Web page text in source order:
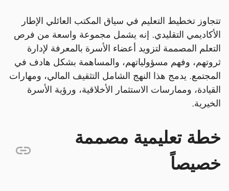
تتجاوز تخطيط التعليم في سياق المكتب العائلي الإطار
الأكاديمي التقليدي. إنه يشمل مجموعة واسعة من فرص
التعلم المصممة لتزويد أعضاء الأسرة بالمعرفة لإدارة
ثروتهم، وفهم مسؤولياتهم، والمساهمة بشكل هادف في
المجتمع. يدمج هذا النهج الشامل التثقيف المالي، ومهارات
القيادة، وممارسات الاستثمار الأخلاقية، ورؤية الأسرة
الخيرية.
خطة تعليمية مصممة
خصيصاً